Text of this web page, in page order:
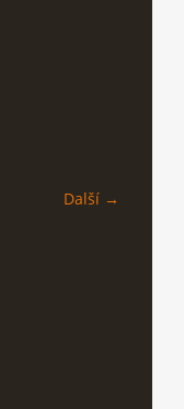
Další →